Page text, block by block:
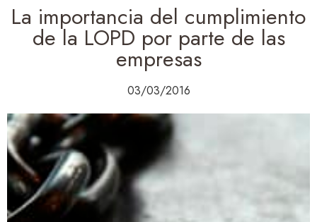
La importancia del cumplimiento
de la LOPD por parte de las
empresas
03/03/2016